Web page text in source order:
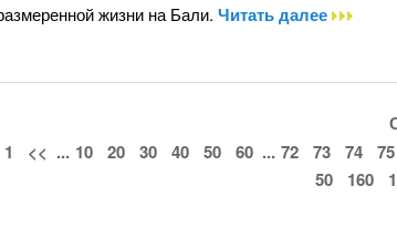
жизни на Бали. Читать далее
1
<< ... 10 20 30 40 50 60 ... 72 73 74 75
50
160